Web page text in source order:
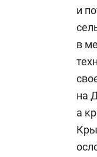
и
в
на
а